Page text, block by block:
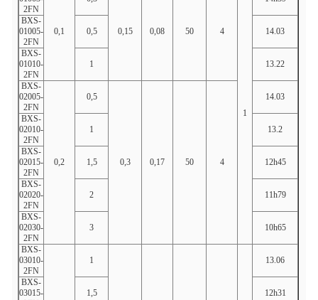
2FN
0,1 0,15 0,08 50 4
1
BXS-
01005-
2FN
0,5 14.03
BXS-
01010-
2FN
1 13.22
BXS-
02005-
2FN
0,2
0,5
0,3 0,17 50 4
14.03
BXS-
02010-
2FN
1 13.2
BXS-
02015-
2FN
1,5 12h45
BXS-
02020-
2FN
2 11h79
BXS-
02030-
2FN
3 10h65
BXS-
03010-
2FN
1 13.06
BXS-
03015-
1,5 12h31